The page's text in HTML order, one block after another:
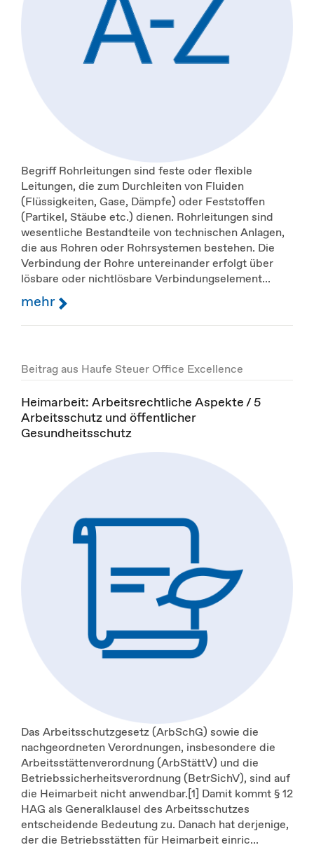
Begriff Rohrleitungen sind feste oder flexible
Leitungen, die zum Durchleiten von Fluiden
(Flüssigkeiten, Gase, Dämpfe) oder Feststoffen
(Partikel, Stäube etc.) dienen. Rohrleitungen sind
wesentliche Bestandteile von technischen Anlagen,
die aus Rohren oder Rohrsystemen bestehen. Die
Verbindung der Rohre untereinander erfolgt über
lösbare oder nichtlösbare Verbindungselement...
mehr
Beitrag aus Haufe Steuer Office Excellence
Heimarbeit: Arbeitsrechtliche Aspekte / 5
Arbeitsschutz und öffentlicher
Gesundheitsschutz
Das Arbeitsschutzgesetz (ArbSchG) sowie die
nachgeordneten Verordnungen, insbesondere die
Arbeitsstättenverordnung (ArbStättV) und die
Betriebssicherheitsverordnung (BetrSichV), sind auf
die Heimarbeit nicht anwendbar.[1] Damit kommt § 12
HAG als Generalklausel des Arbeitsschutzes
entscheidende Bedeutung zu. Danach hat derjenige,
der die Betriebsstätten für Heimarbeit einric...